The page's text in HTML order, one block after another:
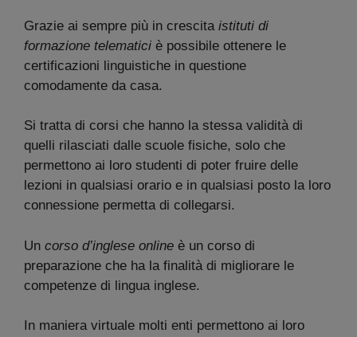
Grazie ai sempre più in crescita istituti di
formazione telematici è possibile ottenere le
certificazioni linguistiche in questione
comodamente da casa.
Si tratta di corsi che hanno la stessa validità di
quelli rilasciati dalle scuole fisiche, solo che
permettono ai loro studenti di poter fruire delle
lezioni in qualsiasi orario e in qualsiasi posto la loro
connessione permetta di collegarsi.
Un corso d’inglese online è un corso di
preparazione che ha la finalità di migliorare le
competenze di lingua inglese.
In maniera virtuale molti enti permettono ai loro